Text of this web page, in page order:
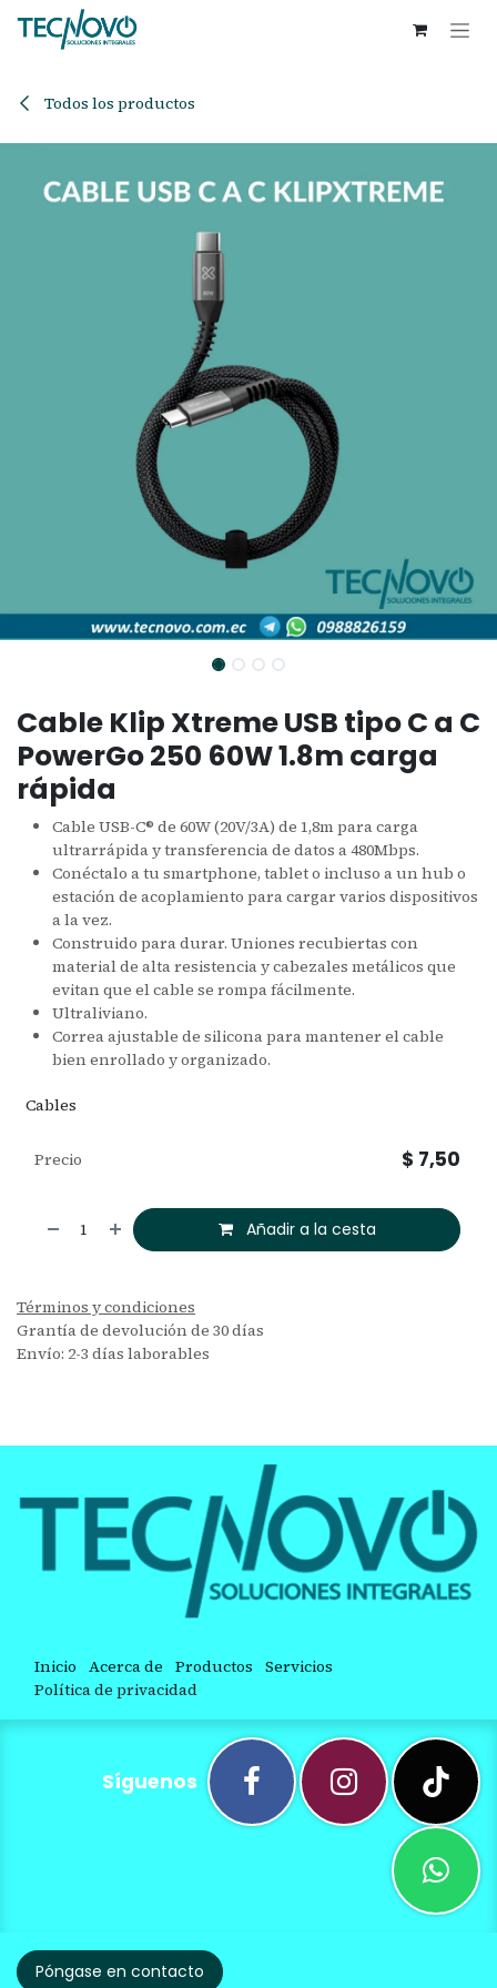
Ir al contenido
Todos los productos
Cable Klip Xtreme USB tipo C a C
PowerGo 250 60W 1.8m carga
rápida
Cable USB-C® de 60W (20V/3A) de 1,8m para carga
ultrarrápida y transferencia de datos a 480Mbps.
Conéctalo a tu smartphone, tablet o incluso a un hub o
estación de acoplamiento para cargar varios dispositivos
a la vez.
Construido para durar. Uniones recubiertas con
material de alta resistencia y cabezales metálicos que
evitan que el cable se rompa fácilmente.
Ultraliviano.
Correa ajustable de silicona para mantener el cable
bien enrollado y organizado.
Cables
Añadir a la cesta
Precio $ 7,50
Términos y condiciones
Grantía de devolución de 30 días
Envío: 2-3 días laborables
Inicio Acerca de Productos Servicios
Política de privacidad
Síguenos
Póngase en contacto